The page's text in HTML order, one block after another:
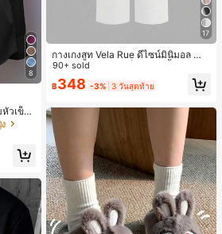
8
วเข็ม
ล์โบฮีเ
งงาน
17
กางเกงสูท Vela Rue ดีไซน์มินิมอล น้ำ
หนักเบา โปร่งแสงเล็กน้อย สีน้ำเงินเข้ม
สีพื้น ปิดด้วยซิป ตะขอ และกระดุม ขาก
ว้าง ทรงเพรียว แฟชั่นทุกฤดูกาล สีขาว
90+ sold
฿348 -3% 3 วันสุดท้าย